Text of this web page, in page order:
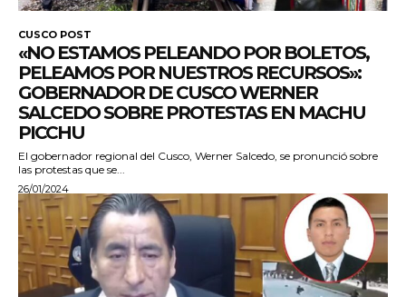
CUSCO POST
«NO ESTAMOS PELEANDO POR BOLETOS,
PELEAMOS POR NUESTROS RECURSOS»:
GOBERNADOR DE CUSCO WERNER
SALCEDO SOBRE PROTESTAS EN MACHU
PICCHU
El gobernador regional del Cusco, Werner Salcedo, se pronunció sobre
las protestas que se...
26/01/2024